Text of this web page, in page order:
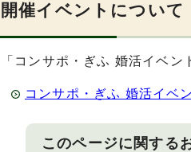
開催イベントについて
「コンサポ・ぎふ 婚活イベン
コンサポ・ぎふ 婚活イベ
このページに関する